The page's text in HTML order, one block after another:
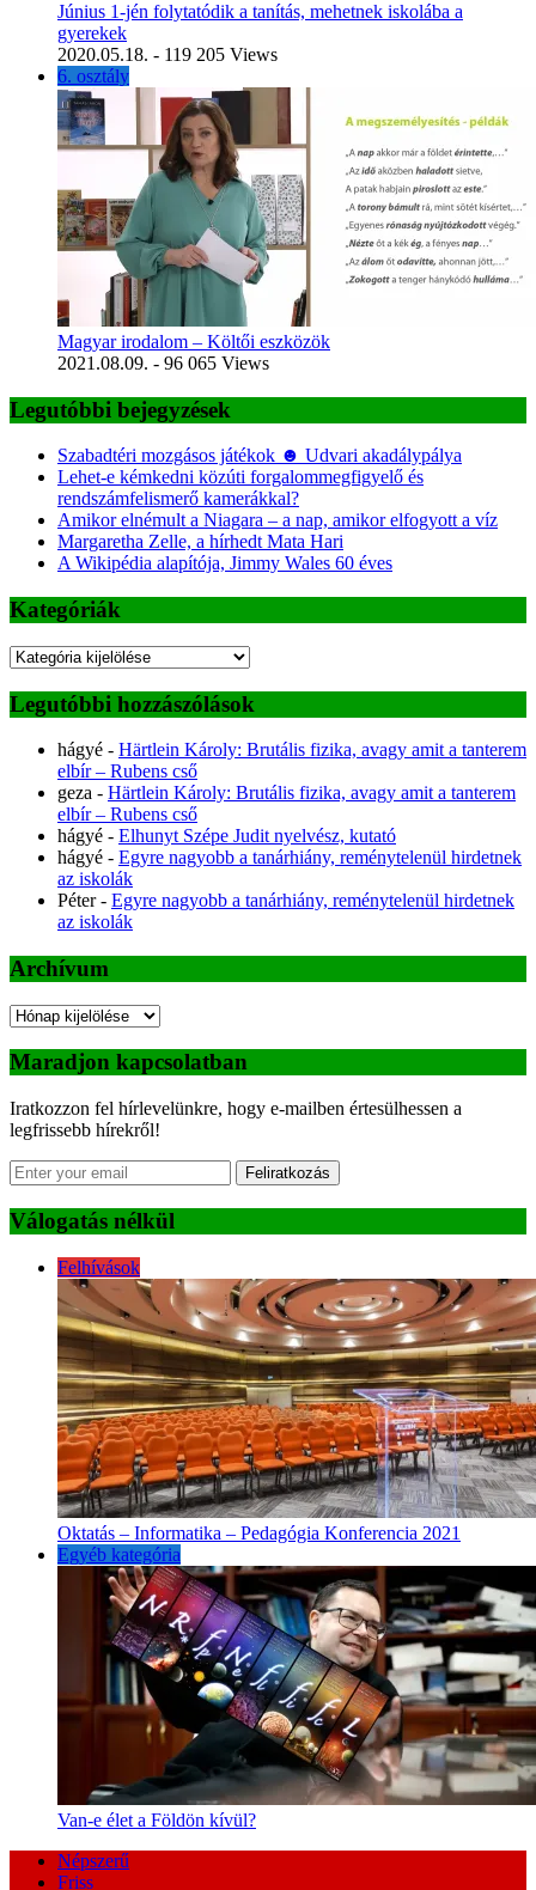
Június 1-jén folytatódik a tanítás, mehetnek iskolába a
gyerekek
2020.05.18. - 119 205 Views
6. osztály
Magyar irodalom – Költői eszközök
2021.08.09. - 96 065 Views
Legutóbbi bejegyzések
Szabadtéri mozgásos játékok ☻ Udvari akadálypálya
Lehet-e kémkedni közúti forgalommegfigyelő és
rendszámfelismerő kamerákkal?
Amikor elnémult a Niagara – a nap, amikor elfogyott a víz
Margaretha Zelle, a hírhedt Mata Hari
A Wikipédia alapítója, Jimmy Wales 60 éves
Kategóriák
Kategóriák
Legutóbbi hozzászólások
hágyé - Härtlein Károly: Brutális fizika, avagy amit a tanterem
elbír – Rubens cső
geza - Härtlein Károly: Brutális fizika, avagy amit a tanterem
elbír – Rubens cső
hágyé - Elhunyt Szépe Judit nyelvész, kutató
hágyé - Egyre nagyobb a tanárhiány, reménytelenül hirdetnek
az iskolák
Péter- Egyre nagyobb a tanárhiány, reménytelenül hirdetnek
az iskolák
Archívum
Archívum
Maradjon kapcsolatban
Iratkozzon fel hírlevelünkre, hogy e-mailben értesülhessen a
legfrissebb hírekről!
Feliratkozás
Válogatás nélkül
Felhívások
Oktatás – Informatika – Pedagógia Konferencia 2021
Egyéb kategória
Van-e élet a Földön kívül?
Népszerű
Friss